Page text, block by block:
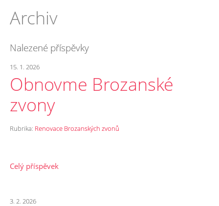
Archiv
Nalezené příspěvky
15. 1. 2026
Obnovme Brozanské
zvony
Rubrika: Renovace Brozanských zvonů
Celý příspěvek
3. 2. 2026